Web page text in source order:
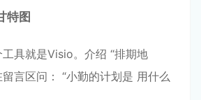
特图
具就是Visio。介绍 “排期地
⾔区问： “⼩勤的计划是 ⽤什么